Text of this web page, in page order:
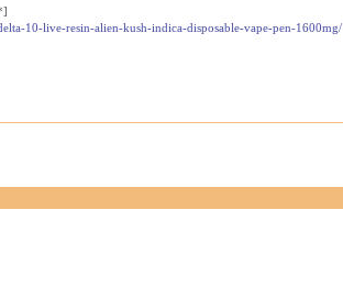
10-live-resin-alien-kush-indica-disposable-vape-pen-1600mg/